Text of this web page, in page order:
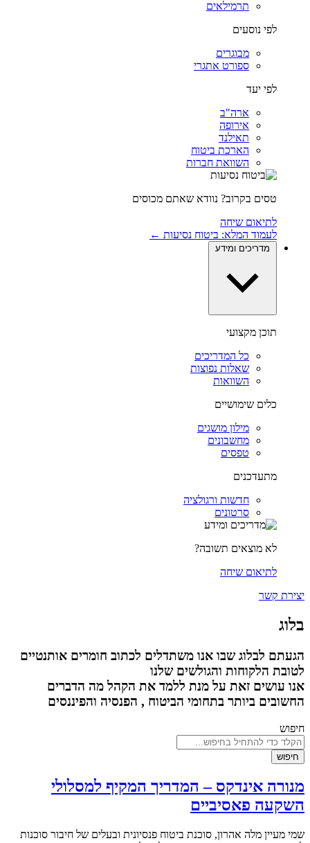
תרמילאים
לפי נוסעים
מבוגרים
ספורט אתגרי
לפי יעד
ארה"ב
אירופה
תאילנד
הארכת ביטוח
השוואת חברות
טסים בקרוב? נוודא שאתם מכוסים
לתיאום שיחה
לעמוד המלא: ביטוח נסיעות ←
מדריכים ומידע
תוכן מקצועי
כל המדריכים
שאלות נפוצות
השוואות
כלים שימושיים
מילון מושגים
מחשבונים
טפסים
מתעדכנים
חדשות ורגולציה
סרטונים
לא מוצאים תשובה?
לתיאום שיחה
יצירת קשר
בלוג
הגעתם לבלוג שבו אנו משתדלים לכתוב חומרים אותנטיים
לטובת הלקוחות והגולשים שלנו
אנו עושים זאת על מנת ללמד את הקהל מה הדברים
החשובים ביותר בתחומי הביטוח , הפנסיה והפיננסים
חיפוש
חיפוש
מנורה אינדקס – המדריך המקיף למסלולי
השקעה פאסיביים
שמי מעיין מלה אהרון, סוכנת ביטוח פנסיונית ובעלים של חיבור סוכנות